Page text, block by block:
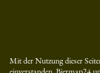
Mit der Nutzung dieser